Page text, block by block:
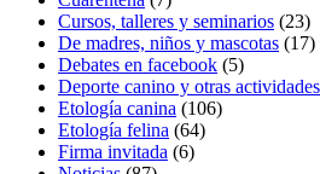
Cursos, talleres y seminarios (23)
De madres, niños y mascotas (17)
Debates en facebook (5)
Deporte canino y otras actividades
Etología canina (106)
Etología felina (64)
Firma invitada (6)